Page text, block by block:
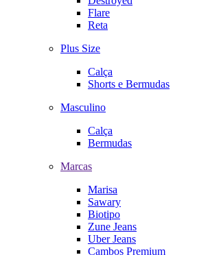
Flare
Reta
Plus Size
Calça
Shorts e Bermudas
Masculino
Calça
Bermudas
Marcas
Marisa
Sawary
Biotipo
Zune Jeans
Uber Jeans
Cambos Premium